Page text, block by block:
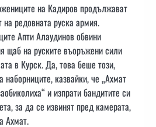
на Кадиров продължават
на редовната руска армия.
Апти Алаудинов обвини
щаб на руските въоръжени сили
в Курск. Да, това беше този,
наборниците, казвайки, че „Ахмат
и изпрати бандитите си
за да се извинят пред камерата,
Ахмат.